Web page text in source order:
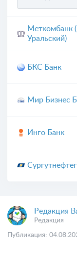
Меткомбанк
Уральский)
БКС Банк
Мир Бизнес
Инго Банк
Редакция
Редакция
Публикация: